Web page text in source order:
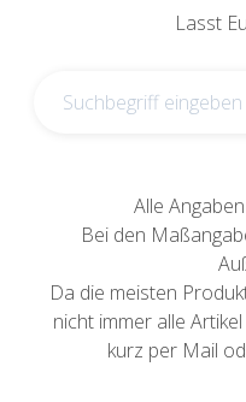
Lasst
Alle
Bei den
Da die meisten
nicht immer alle
kurz per Mail